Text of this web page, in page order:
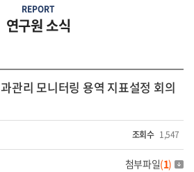
REPORT
연구원 소식
관리 모니터링 용역 지표설정 회의
조회수 1,547
첨부파일(1)